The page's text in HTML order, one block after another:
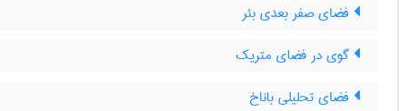
فضای صفر بعدی بئر
گوی در فضای متریک
فضای تحلیلی باناخ